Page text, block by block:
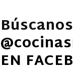
EN